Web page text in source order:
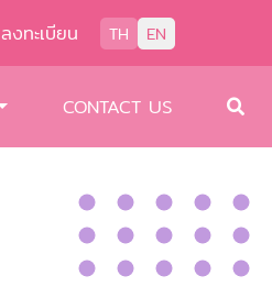
ลงทะเบียน TH EN
CONTACT US